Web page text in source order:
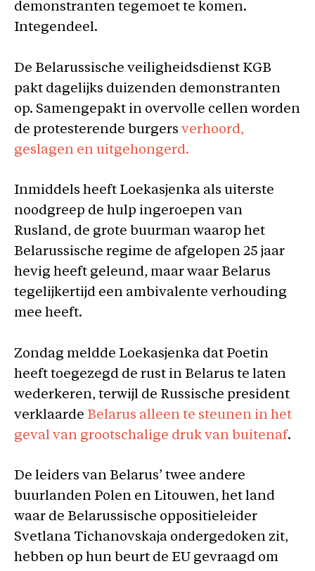
demonstranten tegemoet te komen.
Integendeel.
De Belarussische veiligheidsdienst KGB
pakt dagelijks duizenden demonstranten
op. Samengepakt in overvolle cellen worden
de protesterende burgers verhoord,
geslagen en uitgehongerd.
Inmiddels heeft Loekasjenka als uiterste
noodgreep de hulp ingeroepen van
Rusland, de grote buurman waarop het
Belarussische regime de afgelopen 25 jaar
hevig heeft geleund, maar waar Belarus
tegelijkertijd een ambivalente verhouding
mee heeft.
Zondag meldde Loekasjenka dat Poetin
heeft toegezegd de rust in Belarus te laten
wederkeren, terwijl de Russische president
verklaarde Belarus alleen te steunen in het
geval van grootschalige druk van buitenaf.
De leiders van Belarus’ twee andere
buurlanden Polen en Litouwen, het land
waar de Belarussische oppositieleider
Svetlana Tichanovskaja ondergedoken zit,
hebben op hun beurt de EU gevraagd om